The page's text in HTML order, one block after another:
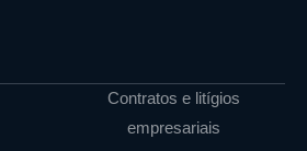
Contratos e litígios
empresariais